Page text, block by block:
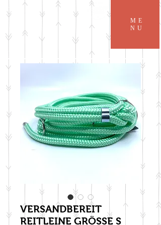
ME
NU
VERSANDBEREIT
REITLEINE GRÖSSE S